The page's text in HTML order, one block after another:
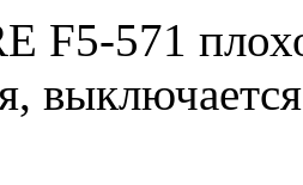
F5-571